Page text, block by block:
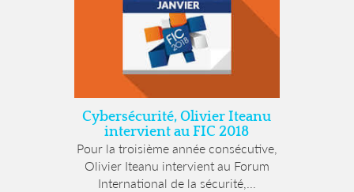
Cybersécurité, Olivier Iteanu
intervient au FIC 2018
Pour la troisième année consécutive,
Olivier Iteanu intervient au Forum
International de la sécurité,...